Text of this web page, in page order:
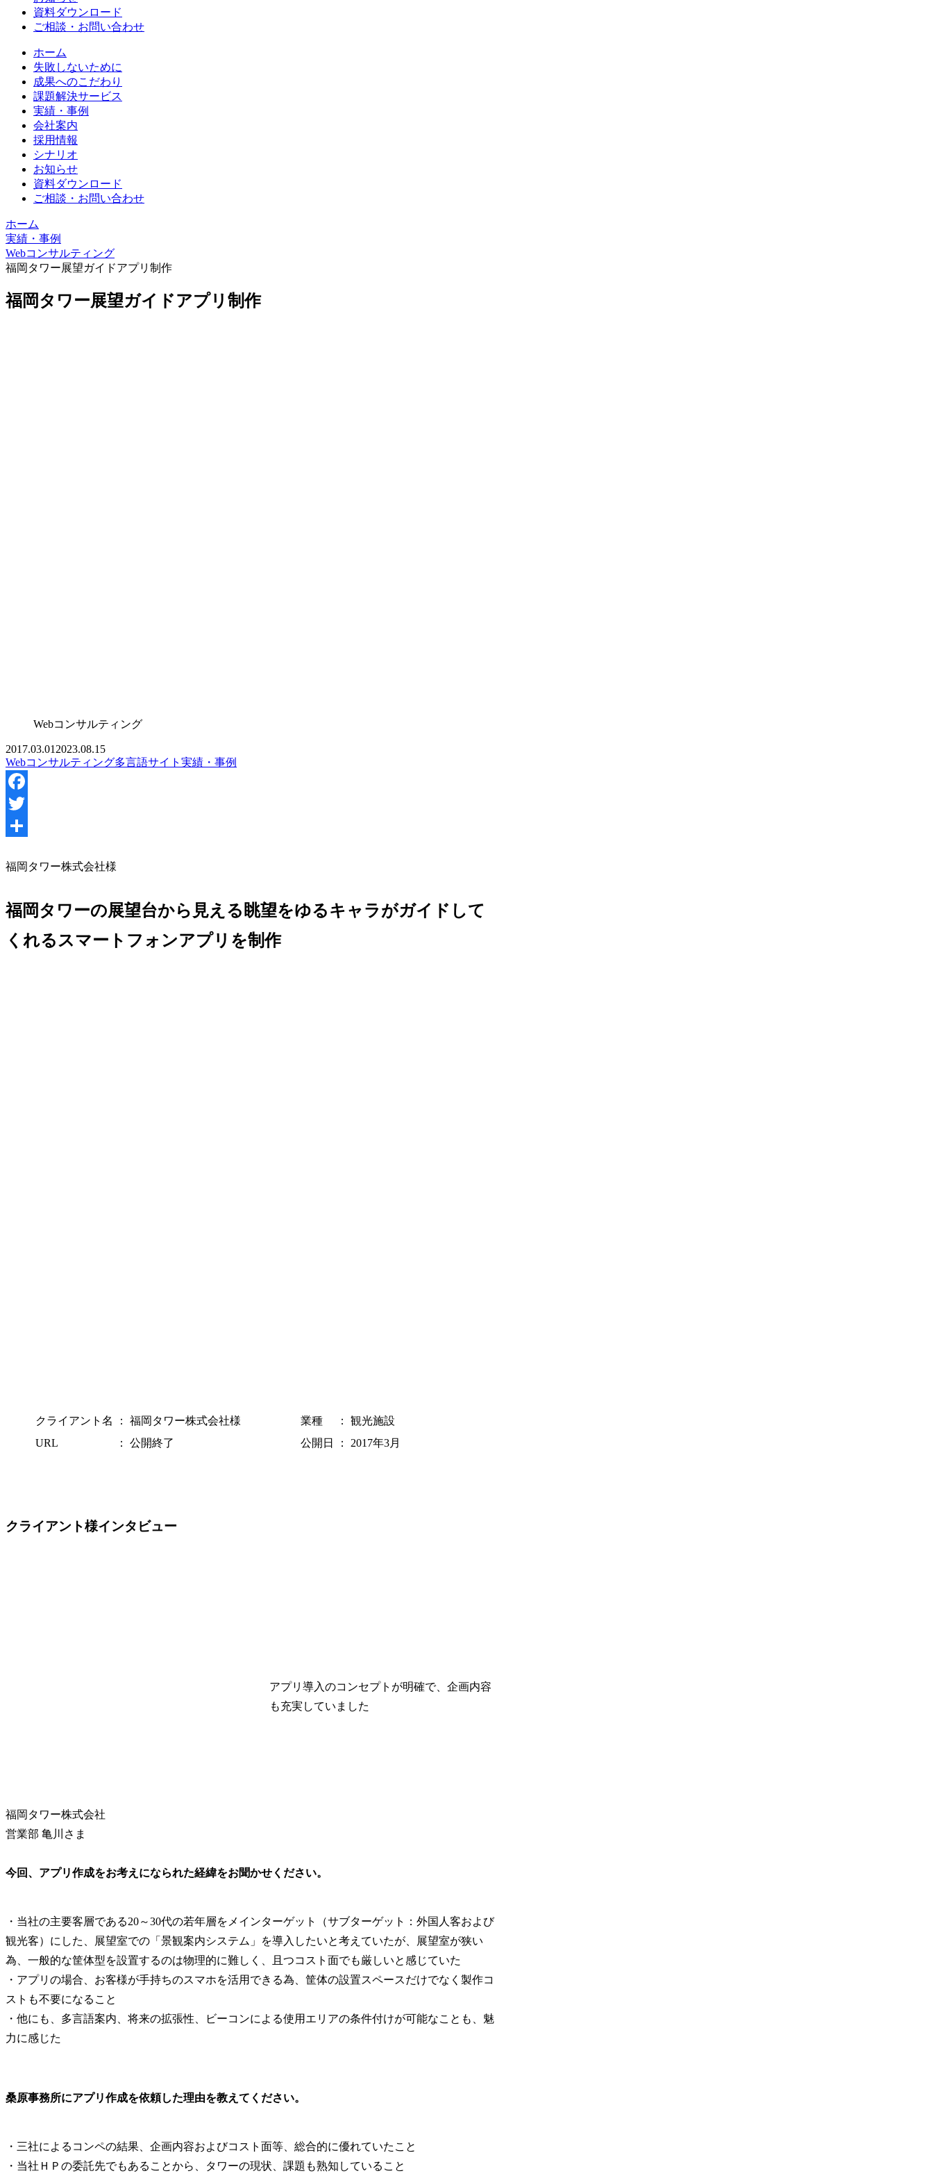
資料ダウンロード
ご相談・お問い合わせ
ホーム
失敗しないために
成果へのこだわり
課題解決サービス
実績・事例
会社案内
採用情報
シナリオ
お知らせ
資料ダウンロード
ご相談・お問い合わせ
ホーム
実績・事例
Webコンサルティング
福岡タワー展望ガイドアプリ制作
福岡タワー展望ガイドアプリ制作
Webコンサルティング
2017.03.01 2023.08.15
Webコンサルティング多言語サイト 実績・事例
Facebook
Twitter
有
福岡タワー株式会社様
福岡タワーの展望台から見える眺望をゆるキャラがガイドして
くれるスマートフォンアプリを制作
クライアント名 ：
福岡タワー株式会社様
URL
： 公開終了
業種 ：
観光施設
公開日
： 2017年3月
クライアント様インタビュー
福岡タワー株式会社
営業部 亀川さま
アプリ導入のコンセプトが明確で、企画内容
も充実していました
今回、アプリ作成をお考えになられた経緯をお聞かせください。
・当社の主要客層である20～30代の若年層をメインターゲット（サブターゲット：外国人客および
観光客）にした、展望室での「景観案内システム」を導入したいと考えていたが、展望室が狭い
為、一般的な筐体型を設置するのは物理的に難しく、且つコスト面でも厳しいと感じていた
・アプリの場合、お客様が手持ちのスマホを活用できる為、筐体の設置スペースだけでなく製作コ
ストも不要になること
・他にも、多言語案内、将来の拡張性、ビーコンによる使用エリアの条件付けが可能なことも、魅
力に感じた
桑原事務所にアプリ作成を依頼した理由を教えてください。
・三社によるコンペの結果、企画内容およびコスト面等、総合的に優れていたこと
・当社ＨＰの委託先でもあることから、タワーの現状、課題も熟知していること